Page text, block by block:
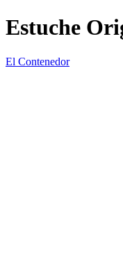
Estuche
El Contenedor